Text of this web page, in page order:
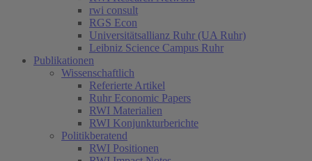
rwi consult
RGS Econ
Universitätsallianz Ruhr (UA Ruhr)
Leibniz Science Campus Ruhr
Publikationen
Wissenschaftlich
Referierte Artikel
Ruhr Economic Papers
RWI Materialien
RWI Konjunkturberichte
Politikberatend
RWI Positionen